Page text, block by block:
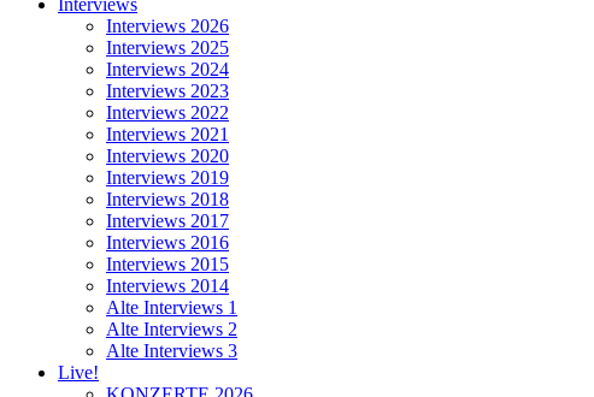
Interviews
Interviews 2026
Interviews 2025
Interviews 2024
Interviews 2023
Interviews 2022
Interviews 2021
Interviews 2020
Interviews 2019
Interviews 2018
Interviews 2017
Interviews 2016
Interviews 2015
Interviews 2014
Alte Interviews 1
Alte Interviews 2
Alte Interviews 3
Live!